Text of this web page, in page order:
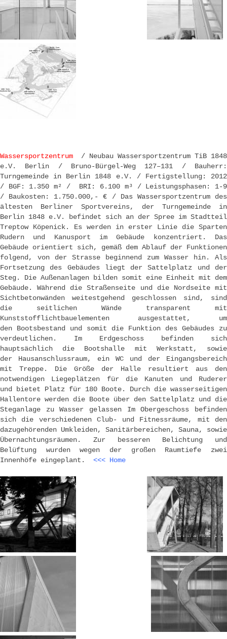
Wassersportzentrum / Neubau Wassersportzentrum TiB 1848
e.V. Berlin / Bruno-Bürgel-Weg 127–131 / Bauherr:
Turngemeinde in Berlin 1848 e.V. / Fertigstellung: 2012
/ BGF: 1.350 m² / BRI: 6.100 m³ / Leistungsphasen: 1-9
/ Baukosten: 1.750.000,- € / Das Wassersportzentrum des
ältesten Berliner Sportvereins, der Turngemeinde in
Berlin 1848 e.V. befindet sich an der Spree im Stadtteil
Treptow Köpenick. Es werden in erster Linie die Sparten
Rudern und Kanusport im Gebäude konzentriert. Das
Gebäude orientiert sich, gemäß dem Ablauf der Funktionen
folgend, von der Strasse beginnend zum Wasser hin. Als
Fortsetzung des Gebäudes liegt der Sattelplatz und der
Steg. Die Außenanlagen bilden somit eine Einheit mit dem
Gebäude. Während die Straßenseite und die Nordseite mit
Sichtbetonwänden weitestgehend geschlossen sind, sind
die seitlichen Wände transparent mit
Kunststofflichtbauelementen ausgestattet, um
den Bootsbestand und somit die Funktion des Gebäudes zu
verdeutlichen. Im Erdgeschoss befinden sich
hauptsächlich die Bootshalle mit Werkstatt, sowie
der Hausanschlussraum, ein WC und der Eingangsbereich
mit Treppe. Die Größe der Halle resultiert aus den
notwendigen Liegeplätzen für die Kanuten und Ruderer
und bietet Platz für 180 Boote. Durch die wasserseitigen
Hallentore werden die Boote über den Sattelplatz und die
Steganlage zu Wasser gelassen Im Obergeschoss befinden
sich die verschiedenen Club- und Fitnessräume, mit den
dazugehörenden Umkleiden, Sanitärbereichen, Sauna, sowie
Übernachtungsräumen. Zur besseren Belichtung und
Belüftung wurden wegen der großen Raumtiefe zwei
Innenhöfe eingeplant. <<< Home